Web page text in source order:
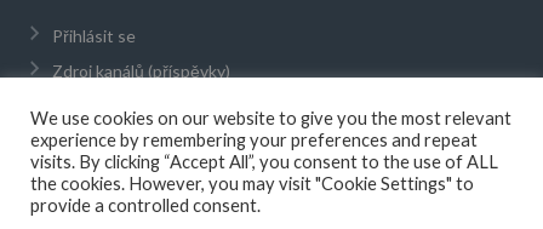
Přihlásit se
Zdroj kanálů (příspěvky)
Kanál komentářů
Česká lokalizace
© 2026 AFK OPATOVICE NAD LABEM, Z.S.
We use cookies on our website to give you the most relevant
experience by remembering your preferences and repeat
visits. By clicking “Accept All”, you consent to the use of ALL
the cookies. However, you may visit "Cookie Settings" to
provide a controlled consent.